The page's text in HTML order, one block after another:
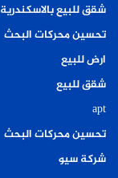
شقق للبيع بالاسكندرية
تحسين محركات البحث
ارض للبيع
شقق للبيع
apt
تحسين محركات البحث
شركة سيو